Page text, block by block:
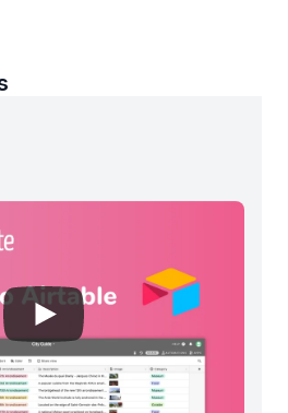
View details for